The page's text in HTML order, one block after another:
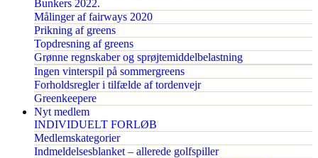
Bunkers 2022.
Målinger af fairways 2020
Prikning af greens
Topdresning af greens
Grønne regnskaber og sprøjtemiddelbelastning
Ingen vinterspil på sommergreens
Forholdsregler i tilfælde af tordenvejr
Greenkeepere
Nyt medlem
INDIVIDUELT FORLØB
Medlemskategorier
Indmeldelsesblanket – allerede golfspiller